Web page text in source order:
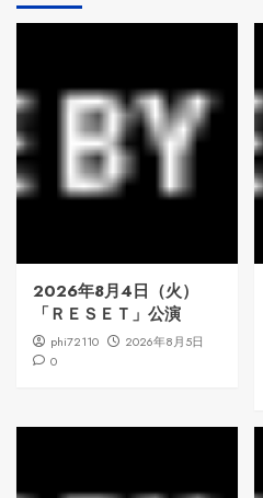
2026年8月4日（火）
「ＲＥＳＥＴ」公演
phi72110
2026年8月5日
0